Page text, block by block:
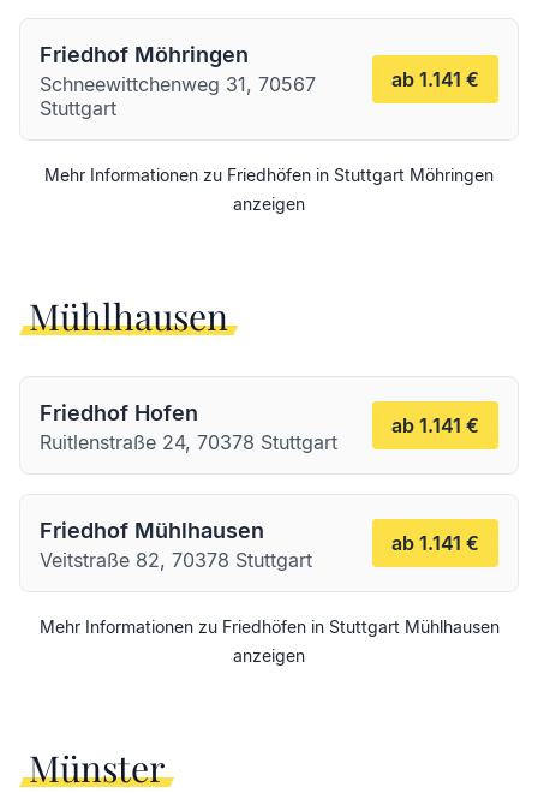
Friedhof Möhringen
Schneewittchenweg 31, 70567
Stuttgart
ab 1.141 €
Mehr Informationen zu Friedhöfen in Stuttgart Möhringen
anzeigen
Mühlhausen
Friedhof Hofen
Ruitlenstraße 24, 70378 Stuttgart
ab 1.141 €
Friedhof Mühlhausen
Veitstraße 82, 70378 Stuttgart
ab 1.141 €
Mehr Informationen zu Friedhöfen in Stuttgart Mühlhausen
anzeigen
Münster